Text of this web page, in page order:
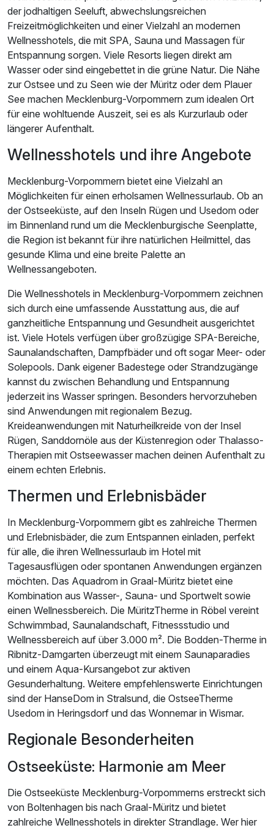
der jodhaltigen Seeluft, abwechslungsreichen
Freizeitmöglichkeiten und einer Vielzahl an modernen
Wellnesshotels, die mit SPA, Sauna und Massagen für
Entspannung sorgen. Viele Resorts liegen direkt am
Wasser oder sind eingebettet in die grüne Natur. Die Nähe
zur Ostsee und zu Seen wie der Müritz oder dem Plauer
See machen Mecklenburg-Vorpommern zum idealen Ort
für eine wohltuende Auszeit, sei es als Kurzurlaub oder
längerer Aufenthalt.
Wellnesshotels und ihre Angebote
Mecklenburg-Vorpommern bietet eine Vielzahl an
Möglichkeiten für einen erholsamen Wellnessurlaub. Ob an
der Ostseeküste, auf den Inseln Rügen und Usedom oder
im Binnenland rund um die Mecklenburgische Seenplatte,
die Region ist bekannt für ihre natürlichen Heilmittel, das
gesunde Klima und eine breite Palette an
Wellnessangeboten.
Die Wellnesshotels in Mecklenburg-Vorpommern zeichnen
sich durch eine umfassende Ausstattung aus, die auf
ganzheitliche Entspannung und Gesundheit ausgerichtet
ist. Viele Hotels verfügen über großzügige SPA-Bereiche,
Saunalandschaften, Dampfbäder und oft sogar Meer- oder
Solepools. Dank eigener Badestege oder Strandzugänge
kannst du zwischen Behandlung und Entspannung
jederzeit ins Wasser springen. Besonders hervorzuheben
sind Anwendungen mit regionalem Bezug.
Kreideanwendungen mit Naturheilkreide von der Insel
Rügen, Sanddornöle aus der Küstenregion oder Thalasso-
Therapien mit Ostseewasser machen deinen Aufenthalt zu
einem echten Erlebnis.
Thermen und Erlebnisbäder
In Mecklenburg-Vorpommern gibt es zahlreiche Thermen
und Erlebnisbäder, die zum Entspannen einladen, perfekt
für alle, die ihren Wellnessurlaub im Hotel mit
Tagesausflügen oder spontanen Anwendungen ergänzen
möchten. Das Aquadrom in Graal-Müritz bietet eine
Kombination aus Wasser-, Sauna- und Sportwelt sowie
einen Wellnessbereich. Die MüritzTherme in Röbel vereint
Schwimmbad, Saunalandschaft, Fitnessstudio und
Wellnessbereich auf über 3.000 m². Die Bodden-Therme in
Ribnitz-Damgarten überzeugt mit einem Saunaparadies
und einem Aqua-Kursangebot zur aktiven
Gesunderhaltung. Weitere empfehlenswerte Einrichtungen
sind der HanseDom in Stralsund, die OstseeTherme
Usedom in Heringsdorf und das Wonnemar in Wismar.
Regionale Besonderheiten
Ostseeküste: Harmonie am Meer
Die Ostseeküste Mecklenburg-Vorpommerns erstreckt sich
von Boltenhagen bis nach Graal-Müritz und bietet
zahlreiche Wellnesshotels in direkter Strandlage. Wer hier